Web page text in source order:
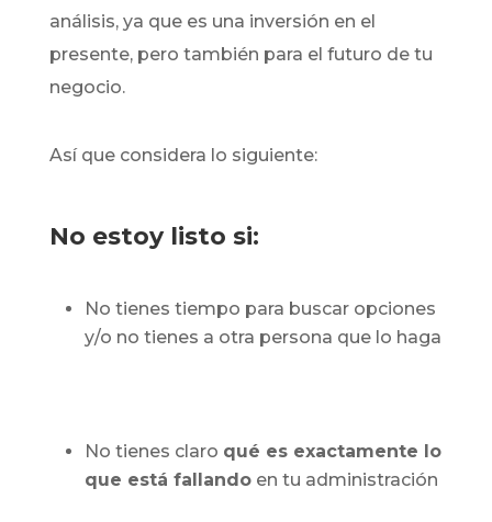
análisis, ya que es una inversión en el
presente, pero también para el futuro de tu
negocio.
Así que considera lo siguiente:
No estoy listo si:
No tienes tiempo para buscar opciones
y/o no tienes a otra persona que lo haga
No tienes claro qué es exactamente lo
que está fallandoen tu administración